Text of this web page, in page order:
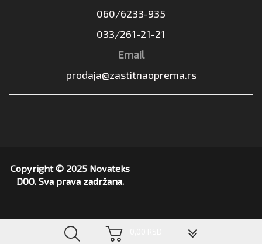
060/6233-935
033/261-21-21
Email
prodaja@zastitnaoprema.rs
Copyright © 2025 Novateks
DOO. Sva prava zadržana.
▼